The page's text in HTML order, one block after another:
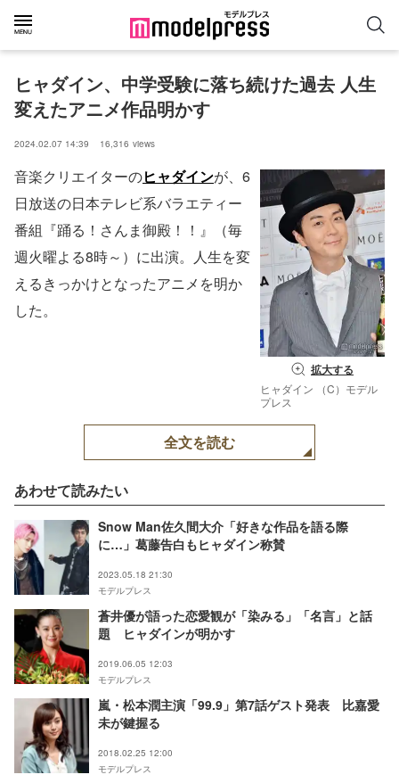
ヒャダイン、中学受験に落ち続けた過去 人生
変えたアニメ作品明かす
2024.02.07 14:39 16,316 views
拡大する
ヒャダイン （C）モデル
プレス
音楽クリエイターのヒャダインが、6
日放送の日本テレビ系バラエティー
番組『踊る！さんま御殿！！』（毎
週火曜よる8時～）に出演。人生を変
えるきっかけとなったアニメを明か
した。
全文を読む
あわせて読みたい
Snow Man佐久間大介「好きな作品を語る際
に…」葛藤告白もヒャダイン称賛
2023.05.18 21:30
モデルプレス
蒼井優が語った恋愛観が「染みる」「名言」と話
題 ヒャダインが明かす
2019.06.05 12:03
モデルプレス
嵐・松本潤主演「99.9」第7話ゲスト発表 比嘉愛
未が鍵握る
2018.02.25 12:00
モデルプレス